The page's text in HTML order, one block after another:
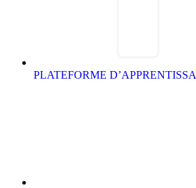
PLATEFORME